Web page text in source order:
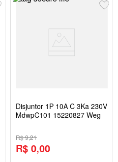
Disjuntor 1P 10A C 3Ka 230V
MdwpC101 15220827 Weg
R$ 9,21
R$ 0,00